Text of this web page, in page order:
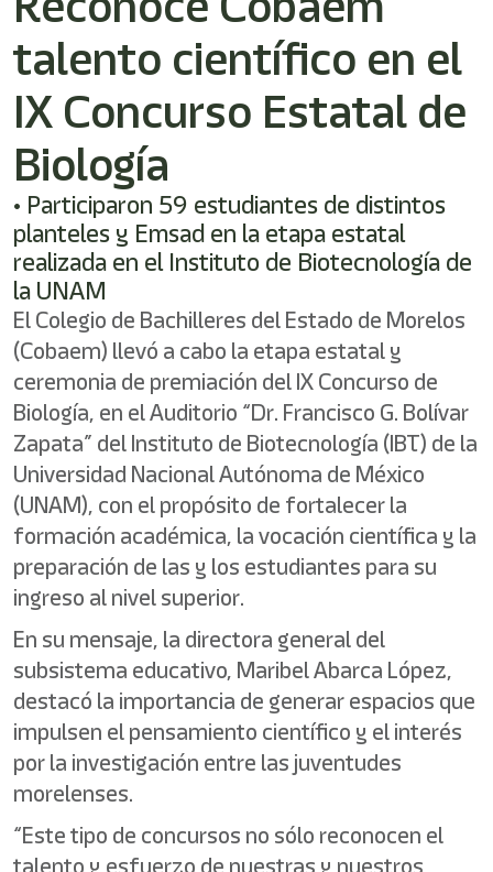
Este
acceso
directo
lector
de
pantalla
para
ayudarle
navegar
interactuar
con
contenido.
talento científico en el
IX Concurso Estatal de
Biología
• Participaron 59 estudiantes de distintos
planteles y Emsad en la etapa estatal
realizada en el Instituto de Biotecnología de
la UNAM
El Colegio de Bachilleres del Estado de Morelos
(Cobaem) llevó a cabo la etapa estatal y
ceremonia de premiación del IX Concurso de
Biología, en el Auditorio “Dr. Francisco G. Bolívar
Zapata” del Instituto de Biotecnología (IBT) de la
Universidad Nacional Autónoma de México
(UNAM), con el propósito de fortalecer la
formación académica, la vocación científica y la
preparación de las y los estudiantes para su
ingreso al nivel superior.
En su mensaje, la directora general del
subsistema educativo, Maribel Abarca López,
destacó la importancia de generar espacios que
impulsen el pensamiento científico y el interés
por la investigación entre las juventudes
morelenses.
“Este tipo de concursos no sólo reconocen el